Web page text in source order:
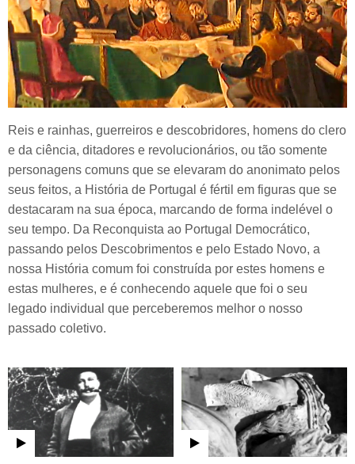
Reis e rainhas, guerreiros e descobridores, homens do clero
e da ciência, ditadores e revolucionários, ou tão somente
personagens comuns que se elevaram do anonimato pelos
seus feitos, a História de Portugal é fértil em figuras que se
destacaram na sua época, marcando de forma indelével o
seu tempo. Da Reconquista ao Portugal Democrático,
passando pelos Descobrimentos e pelo Estado Novo, a
nossa História comum foi construída por estes homens e
estas mulheres, e é conhecendo aquele que foi o seu
legado individual que perceberemos melhor o nosso
passado coletivo.